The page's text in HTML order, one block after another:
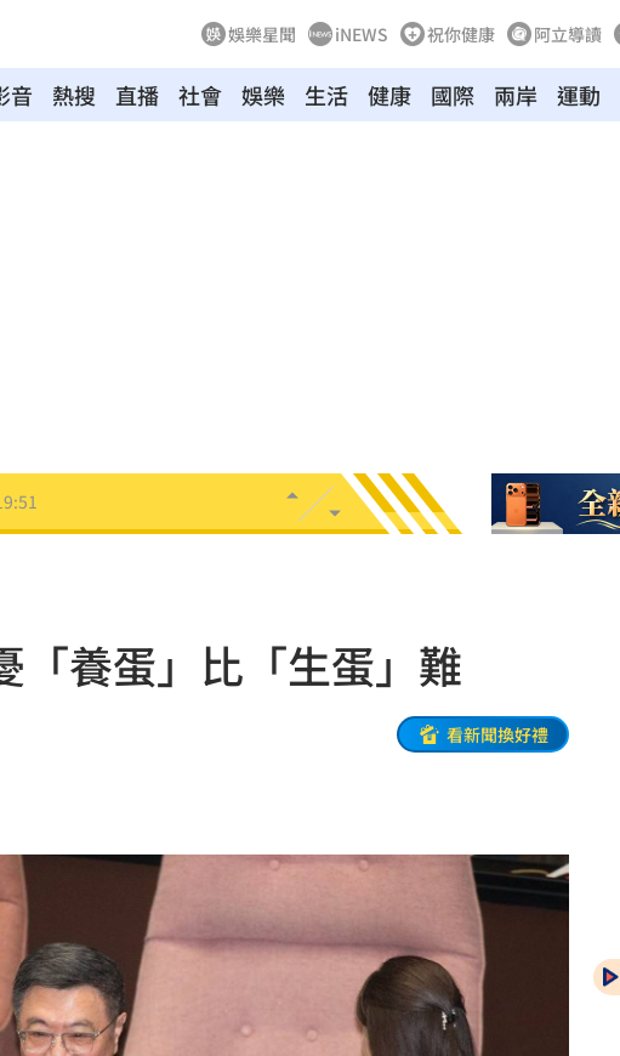
娛樂星聞 iNEWS 祝你健康 阿立導讀
音 熱搜 直播 社會 娛樂 生活 健康 國際 兩岸 運動
養蛋」比「生蛋」難
看新聞換好禮